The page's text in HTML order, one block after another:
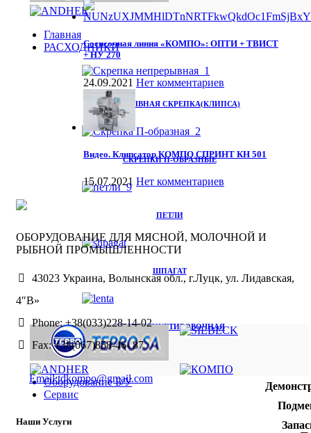
Главная
РАСХОДНИКИ
НЕПРЕРЫВНАЯ СКРЕПКА(КЛИПСА)
СКРЕПКИ П-ОБРАЗНЫЕ
ПЕТЛИ
ШПАГАТ
ЛЕНТА ЭТИКЕТИРОВОЧНАЯ
Оборудование Б/У
Сервис
Сосисочная линия «КОМПО»: ОПТИ + ТВИСТ
+ НУ 270
24.09.2021 Нет комментариев
Видео. Клипсатор КОМПО СПРИНТ КН 501
15.07.2021 Нет комментариев
ОБОРУДОВАНИЕ ДЛЯ МЯСНОЙ, МОЛОЧНОЙ И
РЫБНОЙ ПРОМЫШЛЕННОСТИ
43023 Украина, Волынская обл., г.Луцк, ул. Лидавская,
4″В»
Phone: +38(033)228-14-02
Fax: +38(067)858-46- 87
Email:tdkompo@gmail.com
Наши Услуги